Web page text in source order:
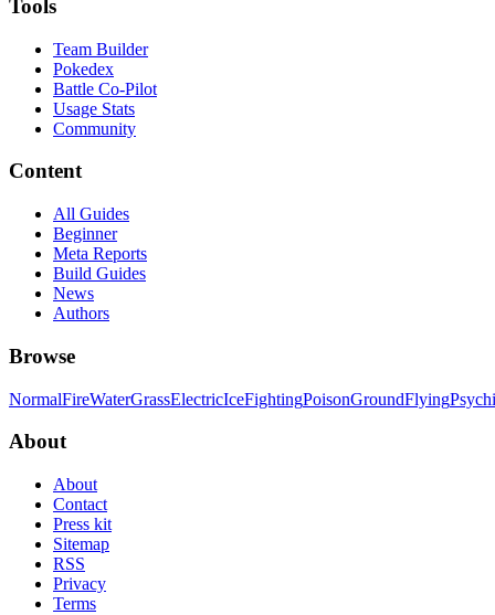
Tools
Team Builder
Pokedex
Battle Co-Pilot
Usage Stats
Community
Content
All Guides
Beginner
Meta Reports
Build Guides
News
Authors
Browse
NormalFireWaterGrassElectricIceFightingPoisonGroundFlying
About
About
Contact
Press kit
Sitemap
RSS
Privacy
Terms